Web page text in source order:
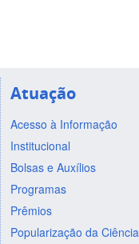
Atuação
Acesso à Informação
Institucional
Bolsas e Auxílios
Programas
Prêmios
Popularização da Ciência